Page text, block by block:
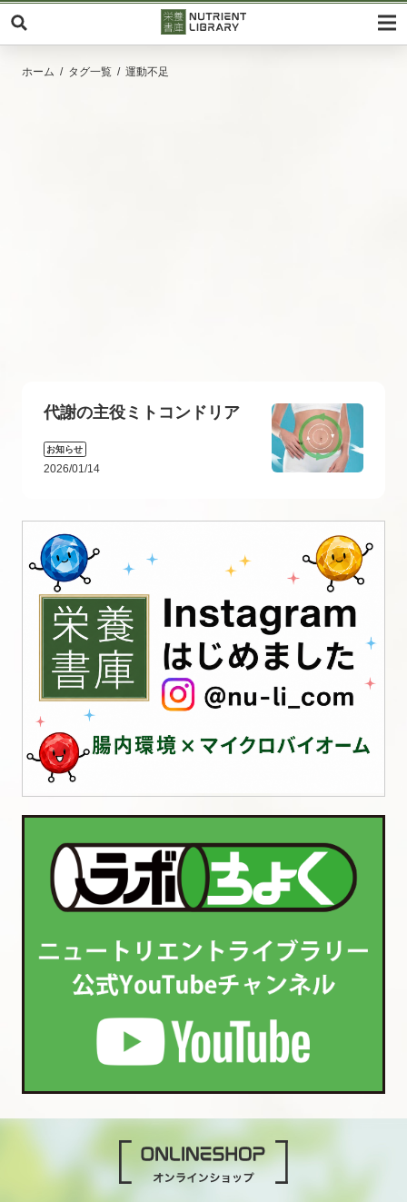
ホーム タグ一覧 運動不足
代謝の主役ミトコンドリア
お知らせ
2026/01/14